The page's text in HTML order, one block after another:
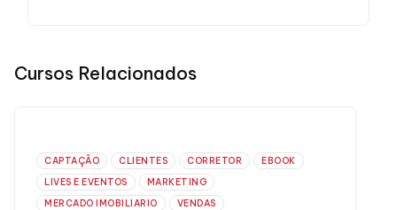
Cursos Relacionados
CAPTAÇÃO CLIENTES CORRETOR
EBOOK
LIVES E EVENTOS
MARKETING
MERCADO IMOBILIARIO
VENDAS